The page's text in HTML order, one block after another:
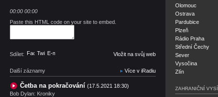
00:00 00:00
Paste this HTML code on your site to embed.
Sdílet: Facebook
TwitterE-mail Vložit na svůj web
Další záznamy Více v iRadiu
Četba na pokračování (17.5.2021 18:30)
Bob Dylan: Kroniky
Olomouc
Ostrava
Pardubice
Plzeň
Rádio Praha
Střední Čechy
Sever
Vysočina
Zlín
ZAHRANIČNÍ